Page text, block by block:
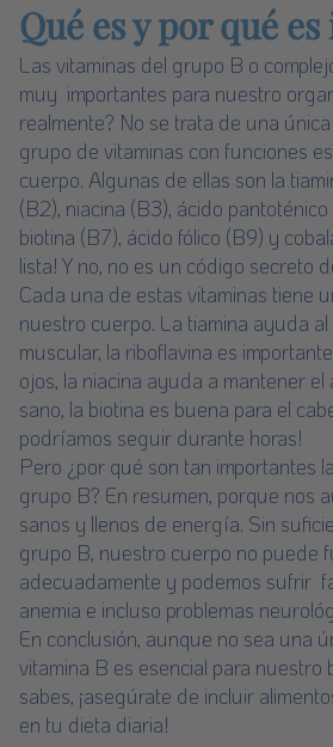
Qué es y por qué
Las vitaminas del grupo B o
muy importantes para nuestro
realmente? No se trata de una
grupo de vitaminas con funciones
cuerpo. Algunas de ellas son la
(B2), niacina (B3), ácido
biotina (B7), ácido fólico (B9) y
lista! Y no, no es un código secreto
Cada una de estas vitaminas tiene
nuestro cuerpo. La tiamina ayuda
muscular, la riboflavina es
ojos, la niacina ayuda a mantener
sano, la biotina es buena para el
podríamos seguir durante horas!
Pero ¿por qué son tan importantes
grupo B? En resumen, porque nos
sanos y llenos de energía. Sin
grupo B, nuestro cuerpo no puede
adecuadamente y podemos sufrir
anemia e incluso problemas
En conclusión, aunque no sea una
vitamina B es esencial para nuestro
sabes, ¡asegúrate de incluir
en tu dieta diaria!